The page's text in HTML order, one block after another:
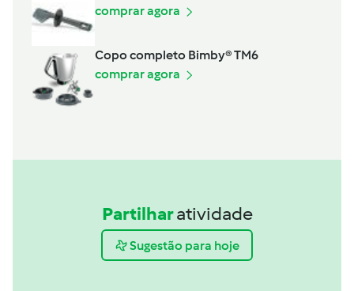
comprar agora
Copo completo Bimby® TM6
comprar agora
Partilharatividade
Sugestão para hoje